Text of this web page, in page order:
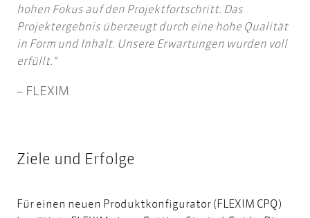
hohen Fokus auf den Projektfortschritt. Das
Projektergebnis überzeugt durch eine hohe Qualität
in Form und Inhalt. Unsere Erwartungen wurden voll
erfüllt.
FLEXIM
Ziele und Erfolge
Für einen neuen Produktkonfigurator (FLEXIM CPQ)